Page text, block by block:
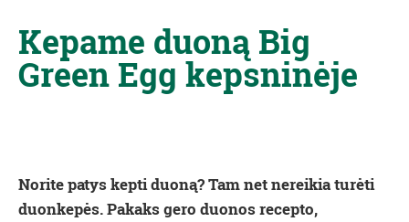
Kepame duoną Big
Green Egg kepsninėje
Norite patys kepti duoną? Tam net nereikia turėti
duonkepės. Pakaks gero duonos recepto,